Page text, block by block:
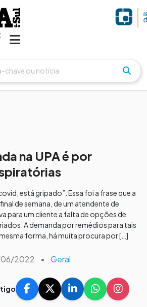
na UPA é por
está gripado”. Essa foi a frase que a
de semana, de um atendente de
para um cliente a falta de opções de
A demanda por remédios para tais
forma, há muita procura por […]
2022 • Geral